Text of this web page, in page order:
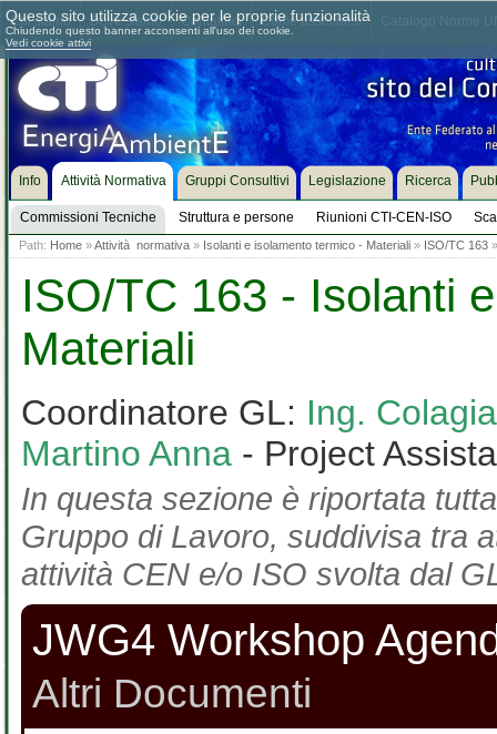
Chi siamo Dove siamo Contattaci Come associarsi
Info Attività Normativa
Commissioni Tecniche Struttura e persone Riunioni CTI-CEN-ISO
Gruppi Consultivi Legislazione Ricerca
Path: Home »Attività normativa » Isolanti e isolamento termico - Materiali » ISO/TC 163
ISO/TC 163 - Isolanti
Materiali
Coordinatore GL: Ing.
Martino Anna - Project
In questa sezione è riportata
Gruppo di Lavoro, suddivisa tra
attività CEN e/o ISO svolta dal
JWG4 Workshop
Altri Documenti
Questo sito utilizza cookie per le proprie funzionalità
Chiudendo questo banner acconsenti all'uso dei cookie.
Vedi cookie attivi